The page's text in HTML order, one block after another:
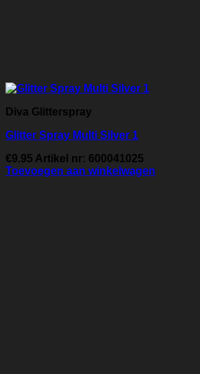
Diva Glitterspray
Glitter Spray Multi Silver 1
€9.95 Artikel nr: 600041025
Toevoegen aan winkelwagen